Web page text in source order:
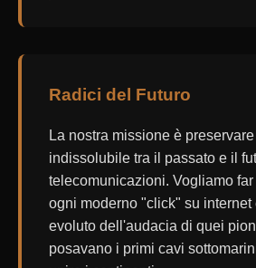
VIDEO
GALLERIA
FOTOGRAFICA
CONFERMA
RICEZIONE
Radici del Futuro
La nostra missione è
indissolubile tra il passato e il
telecomunicazioni. Vogliamo
ogni moderno "click" su
evoluto dell'audacia di quei
posavano i primi cavi